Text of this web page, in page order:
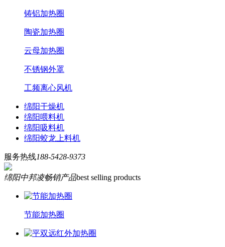
铸铝加热圈
陶瓷加热圈
云母加热圈
不锈钢外罩
工频离心风机
绵阳干燥机
绵阳喂料机
绵阳吸料机
绵阳蛟龙上料机
服务热线188-5428-9373
绵阳中邦凌畅销产品best selling products
节能加热圈